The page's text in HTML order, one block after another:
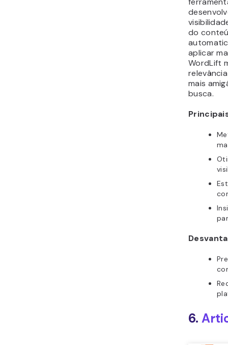
do
aplicar
WordLift
mais
busca.
6.